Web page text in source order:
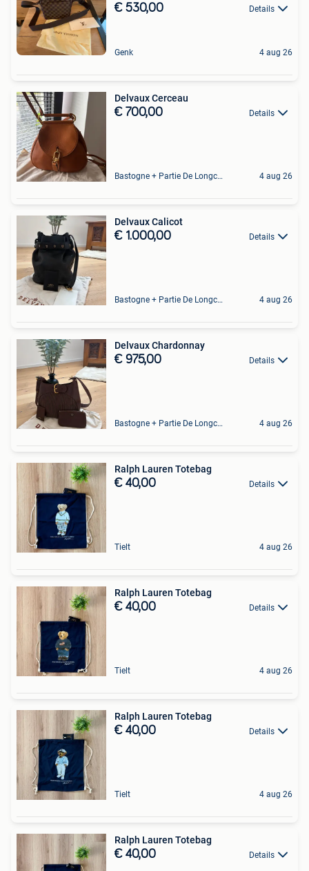
€ 530,00 Details
Genk 4 aug 26
Delvaux Cerceau
€ 700,00 Details
Bastogne + Partie De Longchamps Et Sibret 4 aug 26
Delvaux Calicot
€ 1.000,00 Details
Bastogne + Partie De Longchamps Et Sibret 4 aug 26
Delvaux Chardonnay
€ 975,00 Details
Bastogne + Partie De Longchamps Et Sibret 4 aug 26
Ralph Lauren Totebag
€ 40,00 Details
Tielt 4 aug 26
Ralph Lauren Totebag
€ 40,00 Details
Tielt 4 aug 26
Ralph Lauren Totebag
€ 40,00 Details
Tielt 4 aug 26
Ralph Lauren Totebag
€ 40,00 Details